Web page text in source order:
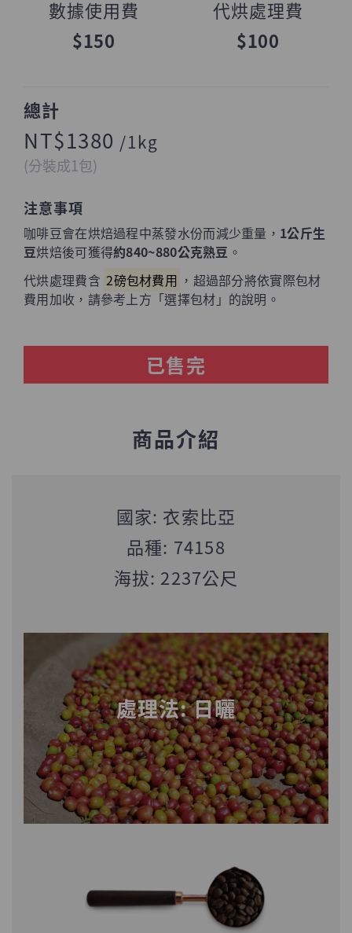
數據使用費
$150
代烘處理費
$100
總計
NT$1380 /1kg
(分裝成1包)
注意事項
咖啡豆會在烘焙過程中蒸發水份而減少重量， 1公斤生
豆烘焙後可獲得約840~880公克熟豆 。
代烘處理費含 2磅包材費用 ，超過部分將依實際包材
費用加收，請參考上方「選擇包材」的說明。
已售完
商品介紹
國家: 衣索比亞
品種: 74158
海拔: 2237公尺
處理法: 日曬